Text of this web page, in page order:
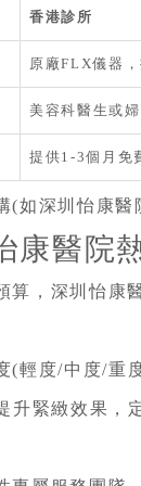
香港診所
原廠FLX儀器
美容科醫生或
提供1-3個月免
(如深圳怡康
康醫院
算，深圳怡康
(輕度/中度/重
升緊緻效果，